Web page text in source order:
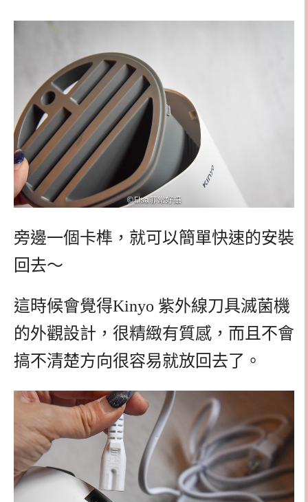
旁邊一個卡榫，就可以簡單快速的安裝
回去～
這時候會覺得Kinyo 紫外線刀具滅菌機
的外觀設計，很精緻有質感，而且不會
搞不清楚方向很容易就放回去了。